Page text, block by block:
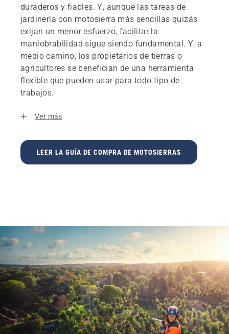
duraderos y fiables. Y, aunque las tareas de
jardinería con motosierra más sencillas quizás
exijan un menor esfuerzo, facilitar la
maniobrabilidad sigue siendo fundamental. Y, a
medio camino, los propietarios de tierras o
agricultores se benefician de una herramienta
flexible que pueden usar para todo tipo de
trabajos.
Ver más
LEER LA GUÍA DE COMPRA DE MOTOSIERRAS